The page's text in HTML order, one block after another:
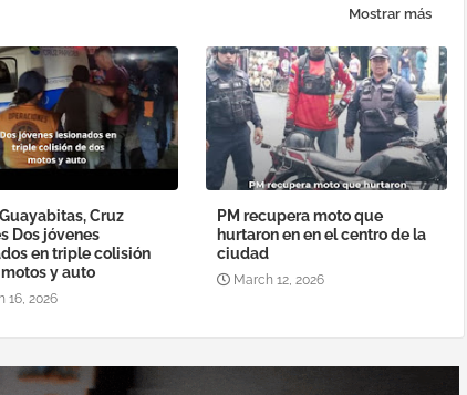
Mostrar más
Guayabitas, Cruz
Dos jóvenes
en triple colisión
y auto
16, 2026
PM recupera moto que
hurtaron en en el centro de la
ciudad
March 12, 2026